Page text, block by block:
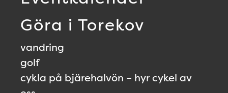
Göra i Torekov
vandring
golf
cykla på bjärehalvön – hyr cykel av